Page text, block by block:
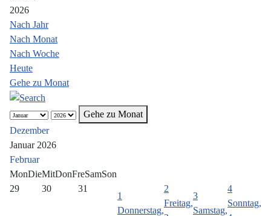
2026
Nach Jahr
Nach Monat
Nach Woche
Heute
Gehe zu Monat
Gehe zu Monat
Dezember
Januar 2026
Februar
MonDieMitDonFreSamSon
29
30 31
1
Donnerstag,
2
Freitag,
3
Samstag,
4
Sonntag,